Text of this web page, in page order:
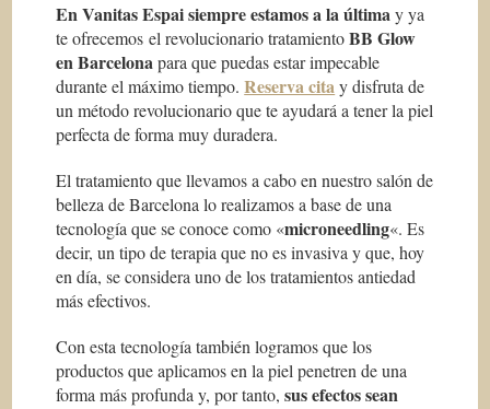
En Vanitas Espai siempre estamos a la últimay ya
te ofrecemos el revolucionario tratamientoBB Glow
en Barcelonapara que puedas estar impecable
durante el máximo tiempo.Reserva citay disfruta de
un método revolucionario que te ayudará a tener la piel
perfecta de forma muy duradera.
El tratamiento que llevamos a cabo en nuestro salón de
belleza de Barcelona lo realizamos a base de una
tecnología que se conoce como «microneedling«. Es
decir, un tipo de terapia que no es invasiva y que, hoy
en día, se considera uno de los tratamientos antiedad
más efectivos.
Con esta tecnología también logramos que los
productos que aplicamos en la piel penetren de una
forma más profunda y, por tanto, sus efectos sean